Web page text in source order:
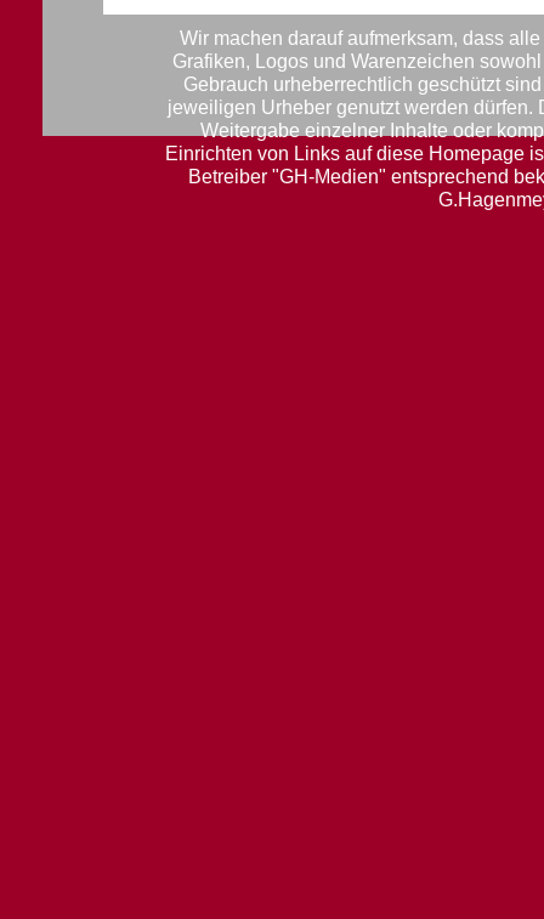
Wir machen darauf aufmerksam, dass
Grafiken, Logos und Warenzeichen
Gebrauch urheberrechtlich geschützt
jeweiligen Urheber genutzt werden
Weitergabe einzelner Inhalte oder
Einrichten von Links auf diese Homepage
Betreiber "GH-Medien" entsprechend